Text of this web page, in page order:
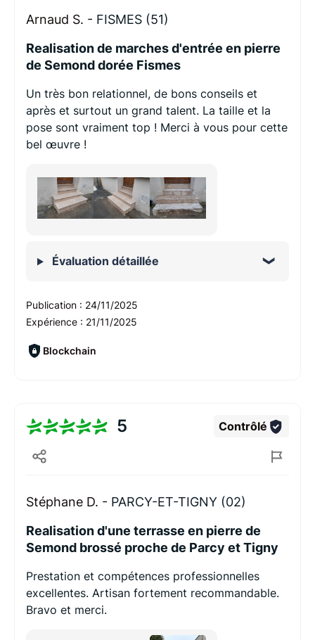
Arnaud S. - FISMES (51)
Realisation de marches d'entrée en pierre
de Semond dorée Fismes
Un très bon relationnel, de bons conseils et
après et surtout un grand talent. La taille et la
pose sont vraiment top ! Merci à vous pour cette
bel œuvre !
Évaluation détaillée
Publication : 24/11/2025
Expérience : 21/11/2025
Blockchain
5 Contrôlé
Stéphane D. - PARCY-ET-TIGNY (02)
Realisation d'une terrasse en pierre de
Semond brossé proche de Parcy et Tigny
Prestation et compétences professionnelles
excellentes. Artisan fortement recommandable.
Bravo et merci.